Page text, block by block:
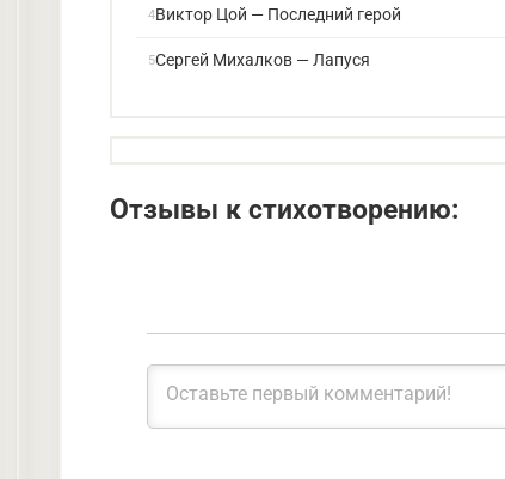
Виктор Цой — Последний герой
Сергей Михалков — Лапуся
Отзывы к стихотворению: